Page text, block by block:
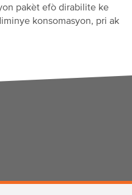
pakèt efò dirabilite ke
konsomasyon, pri ak